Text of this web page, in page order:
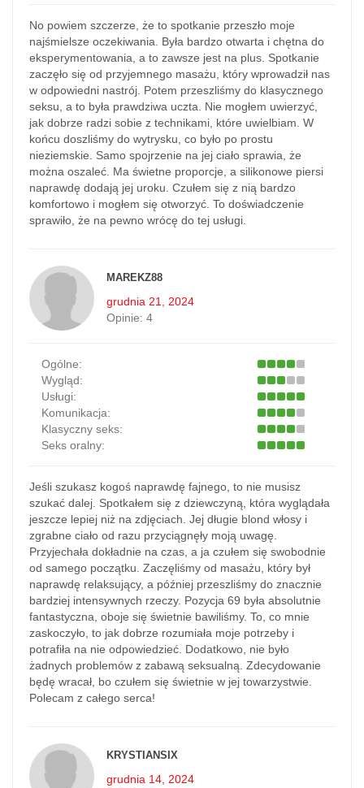
No powiem szczerze, że to spotkanie przeszło moje
najśmielsze oczekiwania. Była bardzo otwarta i chętna do
eksperymentowania, a to zawsze jest na plus. Spotkanie
zaczęło się od przyjemnego masażu, który wprowadził nas
w odpowiedni nastrój. Potem przeszliśmy do klasycznego
seksu, a to była prawdziwa uczta. Nie mogłem uwierzyć,
jak dobrze radzi sobie z technikami, które uwielbiam. W
końcu doszliśmy do wytrysku, co było po prostu
nieziemskie. Samo spojrzenie na jej ciało sprawia, że
można oszaleć. Ma świetne proporcje, a silikonowe piersi
naprawdę dodają jej uroku. Czułem się z nią bardzo
komfortowo i mogłem się otworzyć. To doświadczenie
sprawiło, że na pewno wrócę do tej usługi.
MAREKZ88
grudnia 21, 2024
Opinie: 4
Ogólne:
Wygląd:
Usługi:
Komunikacja:
Klasyczny seks:
Seks oralny:
Jeśli szukasz kogoś naprawdę fajnego, to nie musisz
szukać dalej. Spotkałem się z dziewczyną, która wyglądała
jeszcze lepiej niż na zdjęciach. Jej długie blond włosy i
zgrabne ciało od razu przyciągnęły moją uwagę.
Przyjechała dokładnie na czas, a ja czułem się swobodnie
od samego początku. Zaczęliśmy od masażu, który był
naprawdę relaksujący, a później przeszliśmy do znacznie
bardziej intensywnych rzeczy. Pozycja 69 była absolutnie
fantastyczna, oboje się świetnie bawiliśmy. To, co mnie
zaskoczyło, to jak dobrze rozumiała moje potrzeby i
potrafiła na nie odpowiedzieć. Dodatkowo, nie było
żadnych problemów z zabawą seksualną. Zdecydowanie
będę wracał, bo czułem się świetnie w jej towarzystwie.
Polecam z całego serca!
KRYSTIANSIX
grudnia 14, 2024